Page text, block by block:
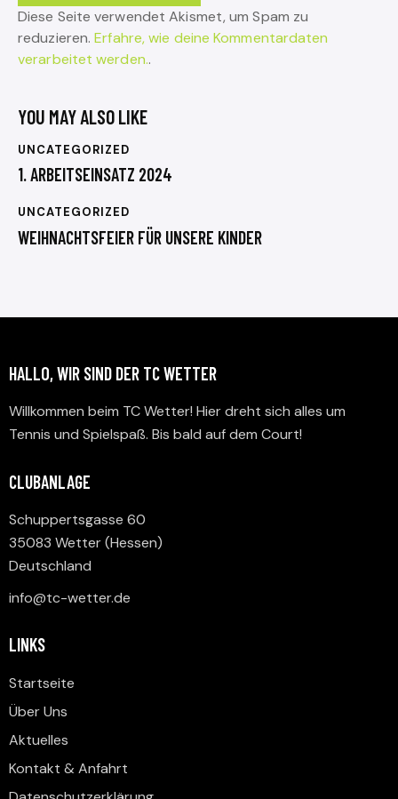
Diese Seite verwendet Akismet, um Spam zu
reduzieren.Erfahre, wie deine Kommentardaten
verarbeitet werden..
YOU MAY ALSO LIKE
UNCATEGORIZED
1. ARBEITSEINSATZ 2024
UNCATEGORIZED
WEIHNACHTSFEIER FÜR UNSERE KINDER
HALLO, WIR SIND DER TC WETTER
Willkommen beim TC Wetter! Hier dreht sich alles um
Tennis und Spielspaß. Bis bald auf dem Court!
CLUBANLAGE
Schuppertsgasse 60
35083 Wetter (Hessen)
Deutschland
info@tc-wetter.de
LINKS
Startseite
Über Uns
Aktuelles
Kontakt & Anfahrt